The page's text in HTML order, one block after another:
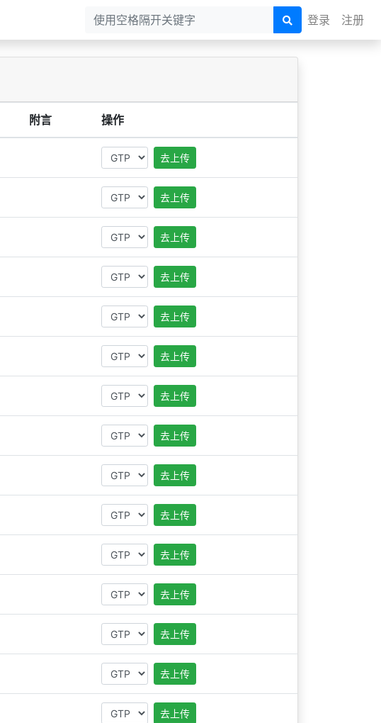
登录 注册
附言 操作
去上传
去上传
去上传
去上传
去上传
去上传
去上传
去上传
去上传
去上传
去上传
去上传
去上传
去上传
去上传